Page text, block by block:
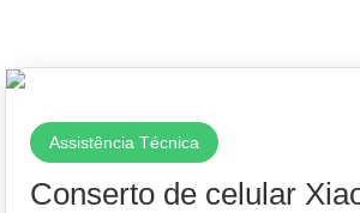
Assistência Técnica
Conserto de celular